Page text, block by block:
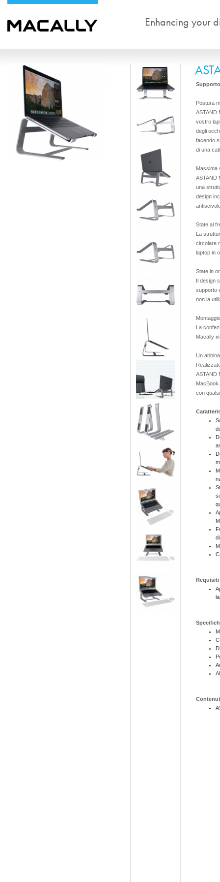
Enhancing your
Postura
ASTAND
vostro
degli
facendo
di una
Massima
ASTAND
una
design
State al
La
circolare
laptop in
State in
Il design
supporto
non la
La
Macally
Un
ASTAND
MacBook
con
Requisiti